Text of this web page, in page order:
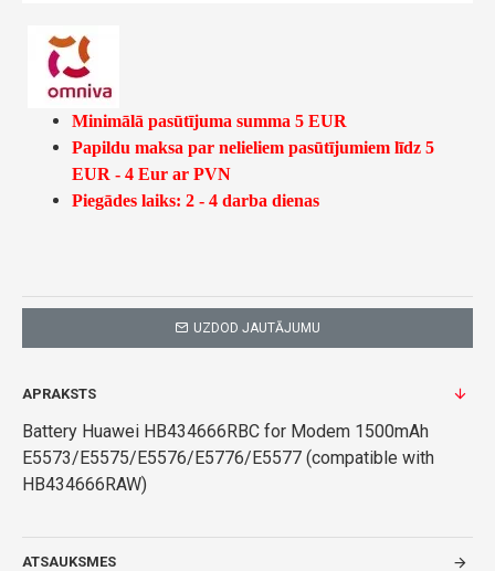
Minimālā pasūtījuma summa 5 EUR
Papildu maksa par nelieliem pasūtījumiem līdz 5
EUR - 4 Eur ar PVN
Piegādes laiks: 2 - 4 darba dienas
UZDOD JAUTĀJUMU
APRAKSTS
Battery Huawei HB434666RBC for Modem 1500mAh
E5573/E5575/E5576/E5776/E5577 (compatible with
HB434666RAW)
ATSAUKSMES